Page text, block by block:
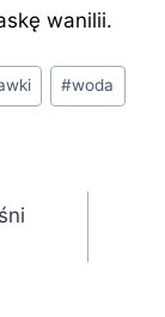
wanilii.
#woda